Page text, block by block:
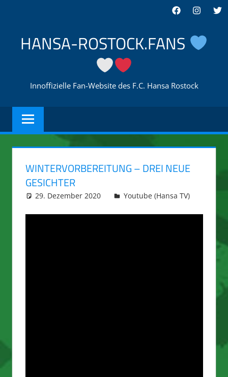
springen
Facebook
HANSA-ROSTOCK.FANS
Innoffizielle Fan-Website des F.C. Hansa Rostock
WINTERVORBEREITUNG – DREI NEUE
GESICHTER
29. Dezember 2020 integromat
Youtube (Hansa TV)